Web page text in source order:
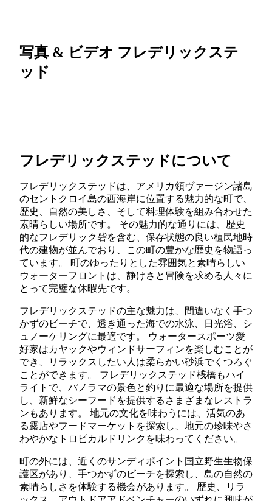
写真 & ビデオ フレデリックステ
ッド
フレデリックステッドについて
フレデリックステッドは、アメリカ領ヴァージン諸島
のセントクロイ島の西海岸に位置する魅力的な町で、
歴史、自然の美しさ、そして料理体験を組み合わせた
素晴らしい場所です。 その魅力的な通りには、歴史
的なフレデリック砦を含む、保存状態の良い植民地時
代の建物が並んでおり、この町の豊かな歴史を物語っ
ています。 町のゆったりとした雰囲気と素晴らしい
ウォーターフロントは、静けさと冒険を求める人々に
とって完璧な休暇先です。
フレデリックステッドの主な魅力は、間違いなく手つ
かずのビーチで、透き通った海での水泳、日光浴、シ
ュノーケリングに最適です。 ウォータースポーツ愛
好家はカヤックやウィンドサーフィンを楽しむことが
でき、リラックスしたい人は柔らかい砂浜でくつろぐ
ことができます。 フレデリックステッド桟橋もハイ
ライトで、パノラマの景色と釣りに最適な場所を提供
し、新鮮なシーフードを提供するさまざまなレストラ
ンもあります。 地元の文化を味わうには、活気のあ
る露店やフードマーケットを探索し、地元の珍味やさ
わやかなトロピカルドリンクを味わってください。
町の外には、近くのサンディポイント国立野生生物保
護区があり、手つかずのビーチを探索し、島の自然の
素晴らしさを体験する機会があります。 歴史、リラ